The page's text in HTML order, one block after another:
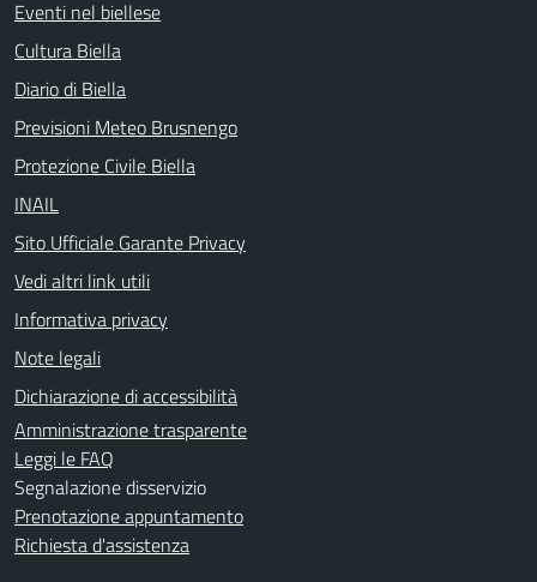
Eventi nel biellese
Cultura Biella
Diario di Biella
Previsioni Meteo Brusnengo
Protezione Civile Biella
INAIL
Sito Ufficiale Garante Privacy
Vedi altri link utili
Informativa privacy
Note legali
Dichiarazione di accessibilità
Amministrazione trasparente
Leggi le FAQ
Segnalazione disservizio
Prenotazione appuntamento
Richiesta d'assistenza